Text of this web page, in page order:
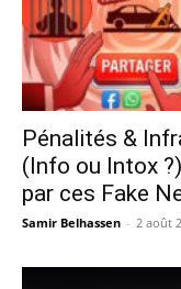
Pénalités &
(Info ou Intox
par ces Fake
Samir Belhassen - 2 août